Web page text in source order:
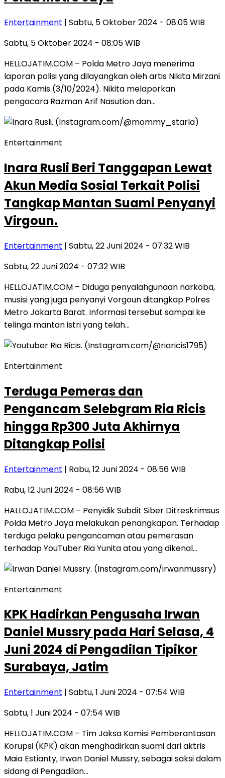
Entertainment | Sabtu, 5 Oktober 2024 - 08:05 WIB
Sabtu, 5 Oktober 2024 - 08:05 WIB
HELLOJATIM.COM – Polda Metro Jaya menerima
laporan polisi yang dilayangkan oleh artis Nikita Mirzani
pada Kamis (3/10/2024). Nikita melaporkan
pengacara Razman Arif Nasution dan…
Entertainment
Inara Rusli Beri Tanggapan Lewat
Akun Media Sosial Terkait Polisi
Tangkap Mantan Suami Penyanyi
Virgoun.
Entertainment | Sabtu, 22 Juni 2024 - 07:32 WIB
Sabtu, 22 Juni 2024 - 07:32 WIB
HELLOJATIM.COM – Diduga penyalahgunaan narkoba,
musisi yang juga penyanyi Vorgoun ditangkap Polres
Metro Jakarta Barat. Informasi tersebut sampai ke
telinga mantan istri yang telah…
Entertainment
Terduga Pemeras dan
Pengancam Selebgram Ria Ricis
hingga Rp300 Juta Akhirnya
Ditangkap Polisi
Entertainment | Rabu, 12 Juni 2024 - 08:56 WIB
Rabu, 12 Juni 2024 - 08:56 WIB
HALLOJATIM.COM – Penyidik Subdit Siber Ditreskrimsus
Polda Metro Jaya melakukan penangkapan. Terhadap
terduga pelaku pengancaman atau pemerasan
terhadap YouTuber Ria Yunita atau yang dikenal…
Entertainment
KPK Hadirkan Pengusaha Irwan
Daniel Mussry pada Hari Selasa, 4
Juni 2024 di Pengadilan Tipikor
Surabaya, Jatim
Entertainment | Sabtu, 1 Juni 2024 - 07:54 WIB
Sabtu, 1 Juni 2024 - 07:54 WIB
HELLOJATIM.COM – Tim Jaksa Komisi Pemberantasan
Korupsi (KPK) akan menghadirkan suami dari aktris
Maia Estianty, Irwan Daniel Mussry, sebagai saksi dalam
sidang di Pengadilan…